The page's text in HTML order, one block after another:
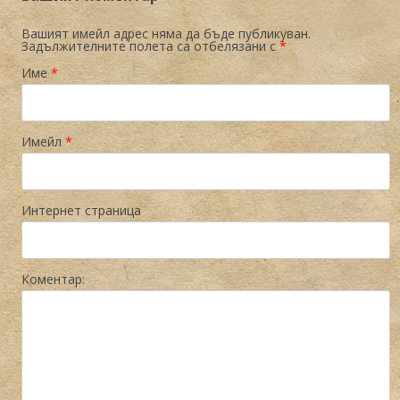
Вашият имейл адрес няма да бъде публикуван.
Задължителните полета са отбелязани с*
Име*
Имейл *
Интернет страница
Коментар: